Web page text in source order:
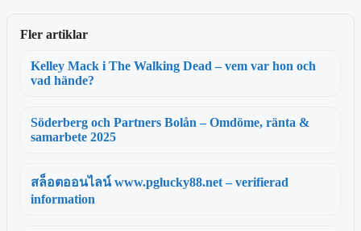
Fler artiklar
Kelley Mack i The Walking Dead – vem var hon och
vad hände?
Söderberg och Partners Bolån – Omdöme, ränta &
samarbete 2025
สล็อตออนไลน์ www.pglucky88.net – verifierad
information